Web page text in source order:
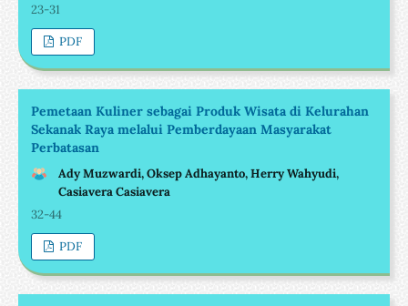
23-31
PDF
Pemetaan Kuliner sebagai Produk Wisata di Kelurahan
Sekanak Raya melalui Pemberdayaan Masyarakat
Perbatasan
Ady Muzwardi, Oksep Adhayanto, Herry Wahyudi,
Casiavera Casiavera
32-44
PDF